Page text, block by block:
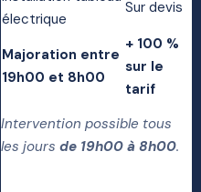
électrique
Sur devis
Majoration entre
19h00 et 8h00
+ 100 %
sur le
tarif
Intervention possible tous
les joursde 19h00 à 8h00.